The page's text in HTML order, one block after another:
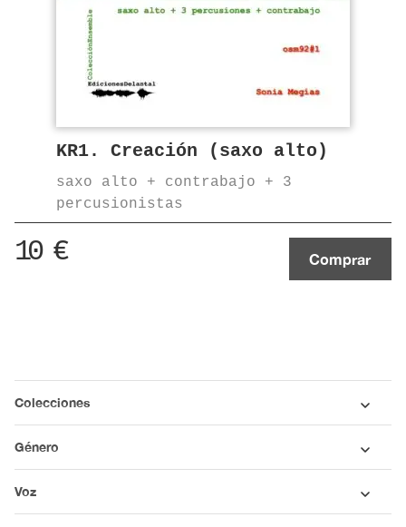
KR1. Creación (saxo alto)
saxo alto + contrabajo + 3
percusionistas
10 € Comprar
Colecciones
Género
Voz